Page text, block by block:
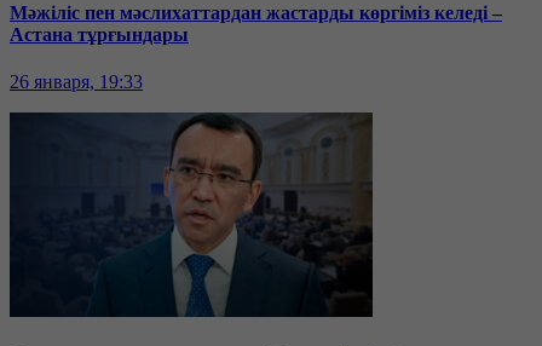
Мәжіліс пен мәслихаттардан жастарды көргіміз келеді –
Астана тұрғындары
26 января, 19:33